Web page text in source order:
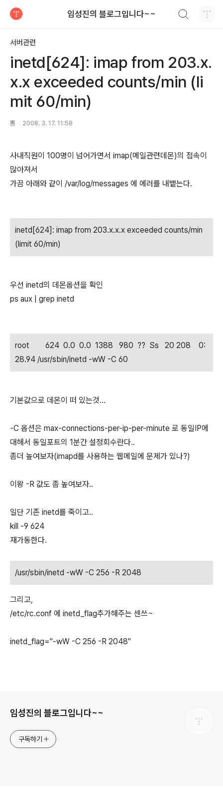
임성진의 블로그입니다~~
서버관련
inetd[624]: imap from 203.x.
x.x exceeded counts/min (li
mit 60/min)
뽐 2008. 3. 17. 11:58
사내직원이 100명이 넘어가면서 imap(메일관련데몬)의 접속이
많아져서
가끔 아래와 같이 /var/log/messages 에 에러를 내뱉는다.
inetd[624]: imap from 203.x.x.x exceeded counts/min
(limit 60/min)
우선 inetd의 데몬옵션을 확인
ps aux | grep inetd
root 624 0.0 0.0 1388 980 ?? Ss 20 208 0:
28.94 /usr/sbin/inetd -wW -C 60
기본값으로 데몬이 떠 있는것...
-C 옵션은 max-connections-per-ip-per-minute 로 동일IP에
대해서 동일포트의 1분간 설정회수란다..
좀더 높여보자(imapd를 사용하는 웹메일에 문제가 있나?)
이왕 -R 값도 좀 높여보자..
일단 기존 inetd를 죽이고..
kill -9 624
재가동한다.
/usr/sbin/inetd -wW -C 256 -R 2048
그리고,
/etc/rc.conf 에 inetd_flag추가해주는 센쓰~
inetd_flag="-wW -C 256 -R 2048"
임성진의 블로그입니다~~
구독하기